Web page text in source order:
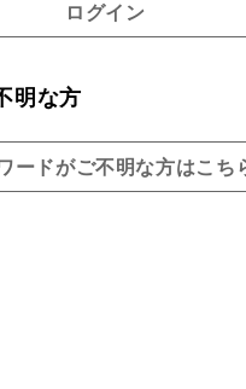
ログイン
明な方
ードがご不明な方はこち